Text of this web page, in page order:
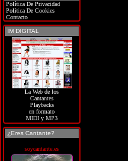
Política De Privacidad
Política De Cookies
Contacto
IM DIGITAL
La Web de los
Cantantes
Playbacks
en formato
MIDI y MP3
¿Eres Cantante?
soycantante.es